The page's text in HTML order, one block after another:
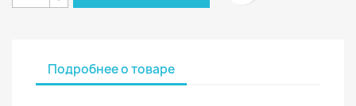
Подробнее о товаре